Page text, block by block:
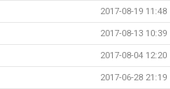
2017-08-19 11:48
2017-08-13 10:39
2017-08-04 12:20
2017-06-28 21:19